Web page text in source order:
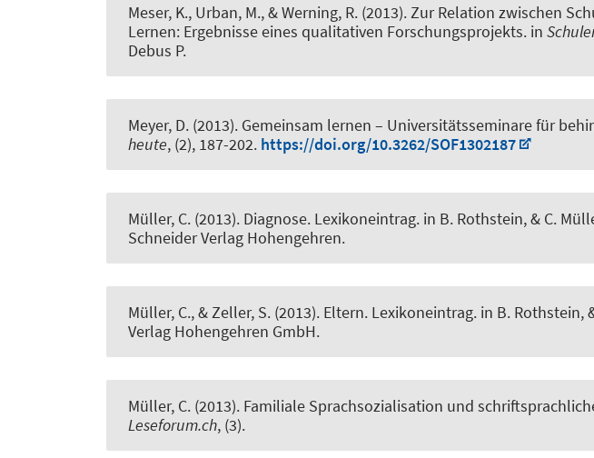
Meser, K., Urban, M., & Werning, R. (2013). Zur Relation zwischen
Lernen: Ergebnisse eines qualitativen Forschungsprojekts. in
Debus P.
Meyer, D. (2013). Gemeinsam lernen – Universitätsseminare für
heute, (2), 187-202. https://doi.org/10.3262/SOF1302187
Müller, C. (2013). Diagnose. Lexikoneintrag. in B. Rothstein, & C.
Schneider Verlag Hohengehren.
Müller, C., & Zeller, S. (2013). Eltern. Lexikoneintrag. in B. Rothstein,
Verlag Hohengehren GmbH.
Müller, C. (2013). Familiale Sprachsozialisation und
Leseforum.ch, (3).